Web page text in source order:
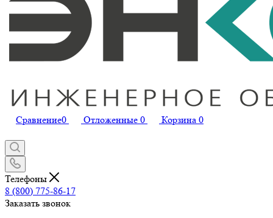
Сравнение0 Отложенные 0 Корзина 0
Телефоны
8 (800) 775-86-17
Заказать звонок